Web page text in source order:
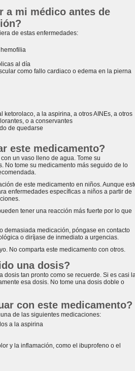
a mi médico antes de
de estas enfermedades:
al día
como fallo cardiaco o edema en la pierna
a la aspirina, a otros AINEs, a otros
o a conservantes
de quedarse
este medicamento?
un vaso lleno de agua. Tome su
No tome su medicamento más seguido de lo
de este medicamento en niños. Aunque
enfermedades específicas a niños a partir de
tener una reacción más fuerte por lo que
demasiada medicación, póngase en contacto
o diríjase de inmediato a urgencias.
No comparta este medicamento con otros.
una dosis?
dosis tan pronto como se recuerde. Si es casi
esa dosis. No tome una dosis doble o
con este medicamento?
de las siguientes medicaciones:
a la aspirina
y la inflamación, como el ibuprofeno o el